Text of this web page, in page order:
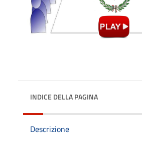
INDICE DELLA PAGINA
Descrizione